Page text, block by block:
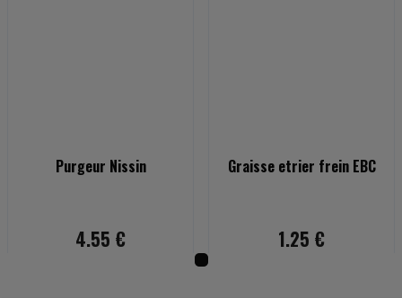
Purgeur Nissin
4.55 €
Graisse etrier frein EBC
1.25 €